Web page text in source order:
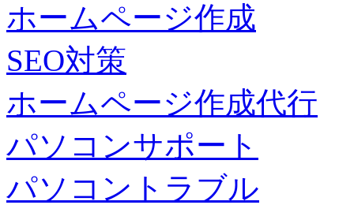
ホームページ作成
SEO対策
ホームページ作成代行
パソコンサポート
パソコントラブル